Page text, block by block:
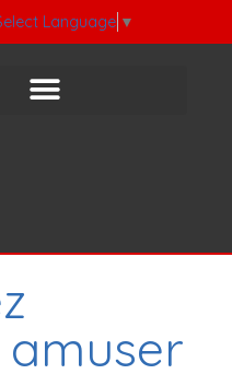
Language ▼